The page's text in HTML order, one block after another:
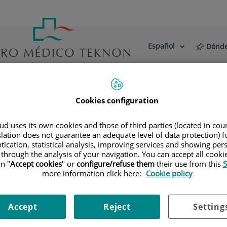
Selector
de
Idioma
Español
Blog
TC
lesión localizada en la cavidad abdominal. A veces
agujas que permiten la obtención de un cilindro de la
Todo el procedimiento se realiza controlado con
la biopsia, mediante el empleo de Fluoroscopia-TC. Tras
necesario aportar pruebas de coagulación antes de la
Cookies configuration
uses its own cookies and those of third parties (located in
does not guarantee an adequate level of data protection)
statistical analysis, improving services and showing
the analysis of your navigation. You can accept all
"Accept cookies" or configure/refuse themtheir use from this
more information click here: Cookie policy
Reject
Accept